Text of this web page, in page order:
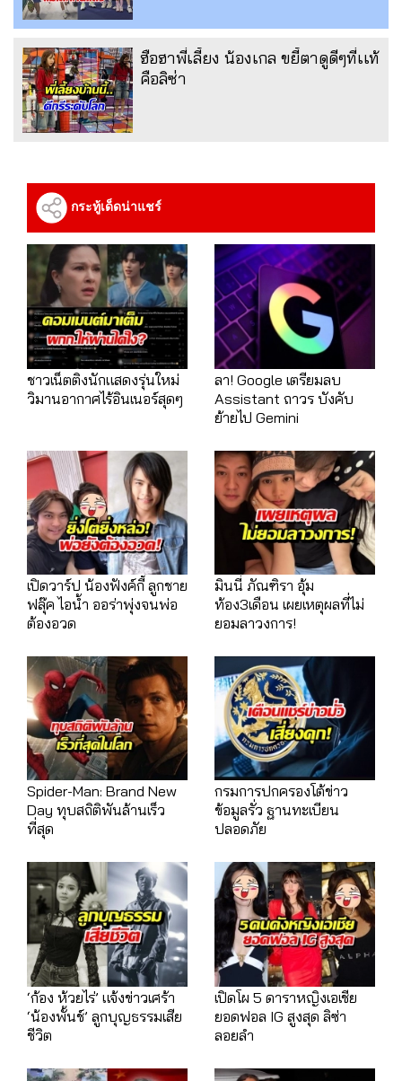
ฮือฮาพี่เลี้ยง น้องเกล ขยี้ตาดูดีๆที่เเท้
คือลิซ่า
กระทู้เด็ดน่าแชร์
ชาวเน็ตติงนักแสดงรุ่นใหม่
วิมานอากาศไร้อินเนอร์สุดๆ
ลา! Google เตรียมลบ
Assistant ถาวร บังคับ
ย้ายไป Gemini
เปิดวาร์ป น้องฟังค์กี้ ลูกชาย
ฟลุ๊ค ไอน้ำ ออร่าพุ่งจนพ่อ
ต้องอวด
มินนี่ ภัณฑิรา อุ้ม
ท้อง3เดือน เผยเหตุผลที่ไม่
ยอมลาวงการ!
Spider-Man: Brand New
Day ทุบสถิติพันล้านเร็ว
ที่สุด
กรมการปกครองโต้ข่าว
ข้อมูลรั่ว ฐานทะเบียน
ปลอดภัย
‘ก้อง ห้วยไร่’ แจ้งข่าวเศร้า
‘น้องพั้นช์’ ลูกบุญธรรมเสีย
ชีวิต
เปิดโผ 5 ดาราหญิงเอเชีย
ยอดฟอล IG สูงสุด ลิซ่า
ลอยลำ